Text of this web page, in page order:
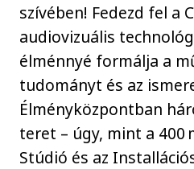
szívében! Fedezd fel a
audiovizuális
élménnyé formálja a
tudományt és az
Élményközpontban
teret – úgy, mint a 400
Stúdió és az